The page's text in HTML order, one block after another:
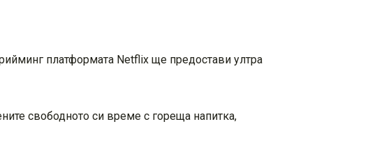
платформата Netflix ще предостави ултра
свободното си време с гореща напитка,